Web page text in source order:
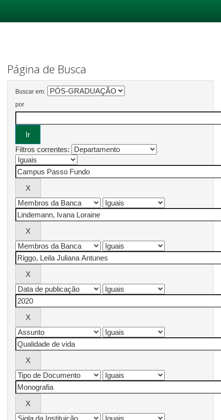
Página de Busca
Buscar em:
por
Filtros correntes: